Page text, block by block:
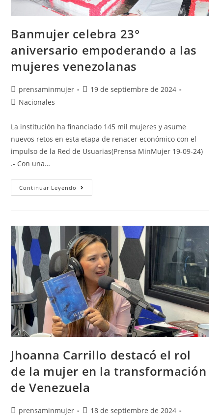
Banmujer celebra 23°
aniversario empoderando a las
mujeres venezolanas
prensaminmujer
19 de septiembre de 2024
Nacionales
La institución ha financiado 145 mil mujeres y asume
nuevos retos en esta etapa de renacer económico con el
impulso de la Red de Usuarias(Prensa MinMujer 19-09-24)
.- Con una…
Continuar Leyendo
Jhoanna Carrillo destacó el rol
de la mujer en la transformación
de Venezuela
prensaminmujer
18 de septiembre de 2024